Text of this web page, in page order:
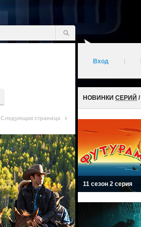
Следующая страница
Вход
НОВИНКИ СЕРИЙ /
11 сезон 2 серия